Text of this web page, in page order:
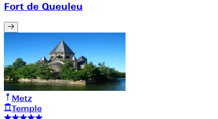
Fort de Queuleu
Metz
Temple